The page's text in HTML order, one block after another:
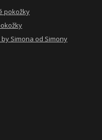
pokožky
Simona od Simony